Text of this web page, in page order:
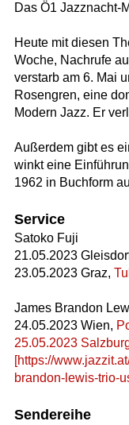
Das Ö1 Jazznacht-
Heute mit diesen
Woche, Nachrufe
verstarb am 6. Mai
Rosengren, eine
Modern Jazz. Er
Außerdem gibt es
winkt eine
1962 in Buchform
Service
Satoko Fuji
21.05.2023
23.05.2023 Graz,
James Brandon
24.05.2023 Wien,
25.05.2023
[https://
brandon-lewis-trio-
Sendereihe